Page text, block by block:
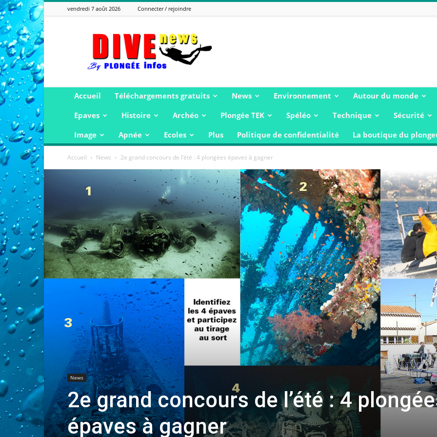
vendredi 7 août 2026 Connecter / rejoindre
Plongée
Infos
Accueil Téléchargements gratuits News Environnement
Autour du monde
Epaves
Histoire Archéo Plongée TEK Spéléo Technique
Sécurité
Image
Apnée Ecoles Plus Politique de confidentialité La boutique du
Accueil News 2e grand concours de l’été : 4 plongées épaves à gagner
News
2e grand concours de l’été : 4
épaves à gagner